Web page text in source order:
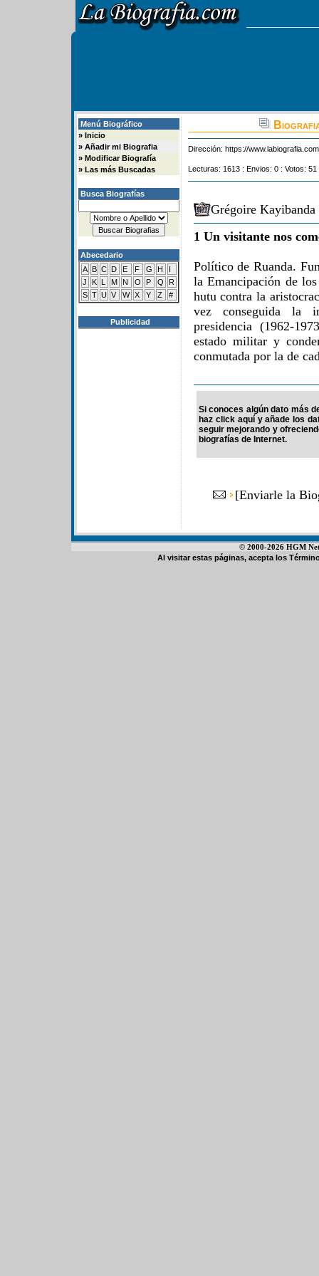
Menú Biográfico
» Inicio
» Añadir mi Biografia
» Modificar Biografía
» Las más Buscadas
Busca Biografías
Abecedario
A B C D E F G H
I
J
K L M N O P Q
R
S T U V W X Y Z #
Publicidad
Dirección: https://
Lecturas: 1613 : Envios: 0 : Votos:
Grégoire
1 Un visitante nos
Político de Ruanda.
la Emancipación de
hutu contra la
vez conseguida la
presidencia (1962-
estado militar y
conmutada por la de
Si conoces algún dato más
haz click aquí y añade los
seguir mejorando y
biografías de Internet.
[Enviarle la
© 2000-2026 HGM
Al visitar estas páginas, acepta los